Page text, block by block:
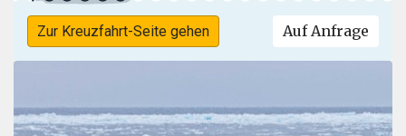
Zur Kreuzfahrt-Seite gehen Auf Anfrage